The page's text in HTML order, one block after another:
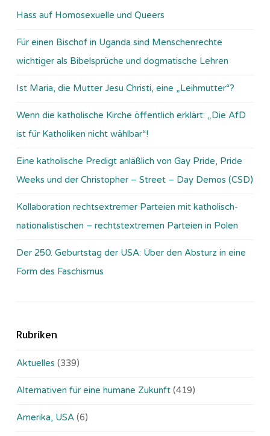
Hass auf Homosexuelle und Queers
Für einen Bischof in Uganda sind Menschenrechte
wichtiger als Bibelsprüche und dogmatische Lehren
Ist Maria, die Mutter Jesu Christi, eine „Leihmutter“?
Wenn die katholische Kirche öffentlich erklärt: „Die AfD
ist für Katholiken nicht wählbar“!
Eine katholische Predigt anläßlich von Gay Pride, Pride
Weeks und der Christopher – Street – Day Demos (CSD)
Kollaboration rechtsextremer Parteien mit katholisch-
nationalistischen – rechtstextremen Parteien in Polen
Der 250. Geburtstag der USA: Über den Absturz in eine
Form des Faschismus
Rubriken
Aktuelles (339)
Alternativen für eine humane Zukunft (419)
Amerika, USA (6)